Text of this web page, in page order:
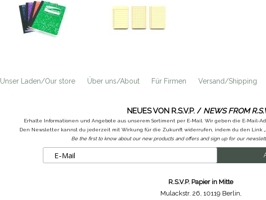
Unser Laden/Our store Über uns/About Für Firmen Versand/Shipping
NEUES VON R.S.V.P. / NEWS FROM
Erhalte Informationen und Angebote aus unserem Sortiment per E-Mail. Wir geben die E-Mail-
Den Newsletter kannst du jederzeit mit Wirkung für die Zukunft widerrufen, indem du den Link
Be the first to know about our new products and offers and sign up for our
R.S.V.P. Papier in Mitte
Mulackstr. 26, 10119 Berlin,